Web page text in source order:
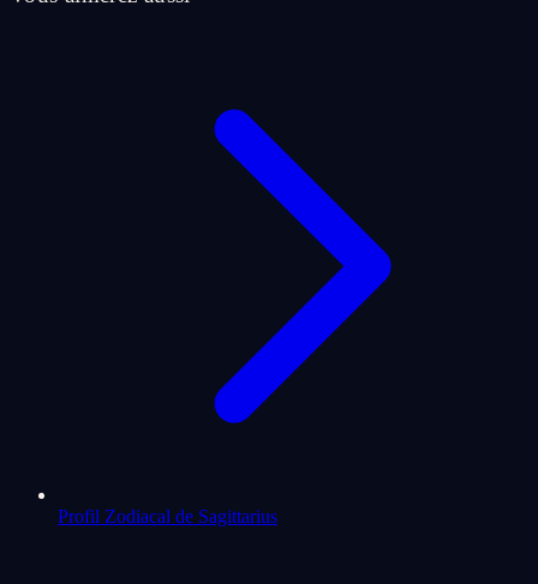
Profil Zodiacal de Sagittarius